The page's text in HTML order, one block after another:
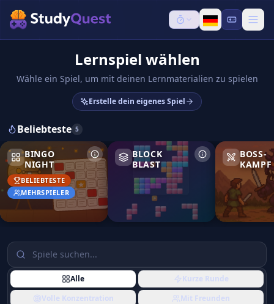
Lernspiel wählen
Wähle ein Spiel, um mit deinen Lernmaterialien zu spielen
Erstelle dein eigenes Spiel
Beliebteste 5
BINGO
NIGHT
BELIEBTESTE
MEHRSPIELER
Bingo Night
BLOCK
BLAST
Block Blast
BOSS-
KAMPF
Boss-Kampf
Alle
Kurze Runde
Volle Konzentration
Mit Freunden